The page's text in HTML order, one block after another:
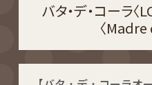
バタ・デ・コーラ〈
〈